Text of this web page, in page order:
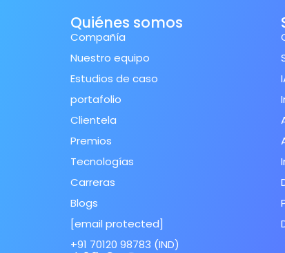
Quiénes somos
Compañía
Nuestro equipo
Estudios de caso
portafolio
Clientela
Premios
Tecnologías
Carreras
Blogs
[email protected]
+91 70120 98783 (IND)